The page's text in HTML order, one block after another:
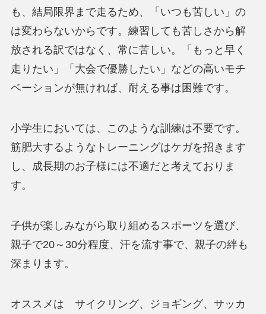
も、結局限界まで走るため、「いつも苦しい」の
は変わらないからです。練習しても苦しさから解
放される訳ではなく、常に苦しい。「もっと早く
走りたい」「大会で優勝したい」などの高いモチ
ベーションが無ければ、耐える事は困難です。
小学生においては、このような訓練は不要です。
筋肥大するようなトレーニングはケガを招きます
し、成長期のお子様には不適だと考えておりま
す。
子供が楽しみながら取り組めるスポーツを選び、
親子で20～30分程度、汗を流す事で、親子の絆も
深まります。
オススメは サイクリング、ジョギング、サッカ